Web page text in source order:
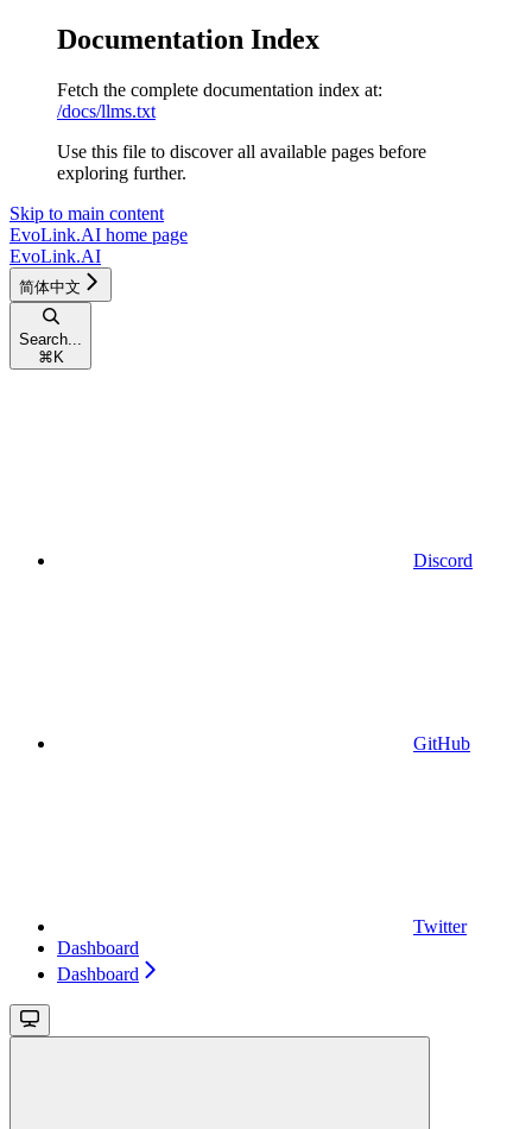
Documentation Index
Fetch the complete documentation index at:
/docs/llms.txt
Use this file to discover all available pages before
exploring further.
Skip to main content
EvoLink.AI home page
EvoLink.AI
简体中文
Search...
⌘ K
Discord
GitHub
Twitter
Dashboard
Dashboard